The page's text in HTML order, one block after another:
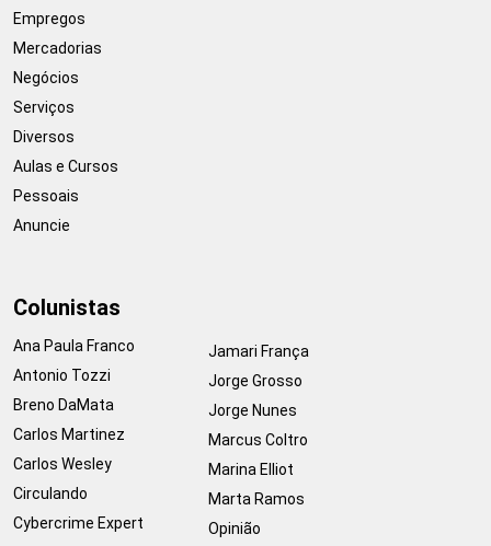
Empregos
Mercadorias
Negócios
Serviços
Diversos
Aulas e Cursos
Pessoais
Anuncie
Colunistas
Ana Paula Franco
Antonio Tozzi
Breno DaMata
Carlos Martinez
Carlos Wesley
Circulando
Cybercrime Expert
Jamari França
Jorge Grosso
Jorge Nunes
Marcus Coltro
Marina Elliot
Marta Ramos
Opinião